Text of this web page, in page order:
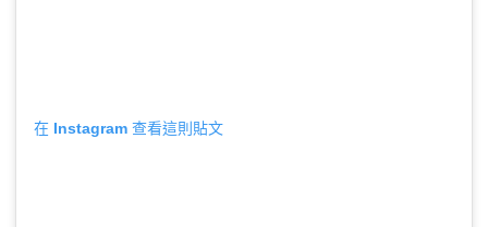
在 Instagram 查看這則貼文